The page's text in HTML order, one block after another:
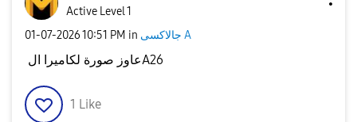
Active Level 1
‎01-07-202610:51 PM in جالاكسى A
عاوز صورة لكاميرا الA26
1 Like